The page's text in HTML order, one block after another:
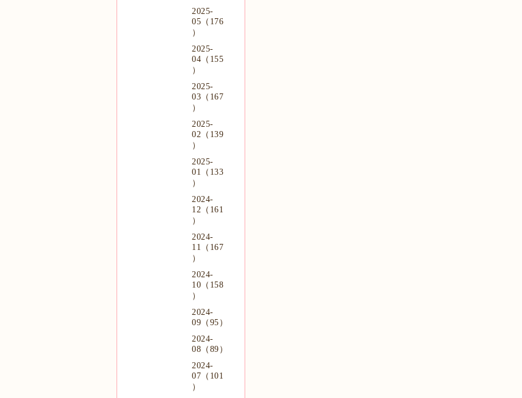
2025-
05（176
）
2025-
04（155
）
2025-
03（167
）
2025-
02（139
）
2025-
01（133
）
2024-
12（161
）
2024-
11（167
）
2024-
10（158
）
2024-
09（95）
2024-
08（89）
2024-
07（101
）